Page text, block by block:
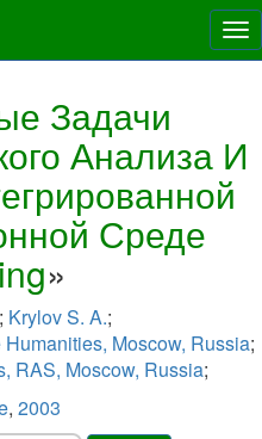
Задачи
Анализа И
Среде
»
; Krylov S. A.;
Moscow, Russia;
RAS, Moscow, Russia;
, 2003